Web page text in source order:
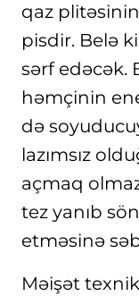
qaz
pisdir. Belə
sərf edəcək.
həmçinin
də
lazımsız
açmaq
tez yanıb
etməsinə
Məişət